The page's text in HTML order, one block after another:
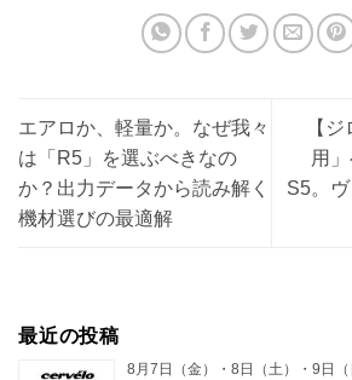
エアロか、軽量か。なぜ我々
は「R5」を選ぶべきなの
か？出力データから読み解く
機材選びの最適解
【
用
S5。
最近の投稿
8月7日（金）・8日（土）・9日